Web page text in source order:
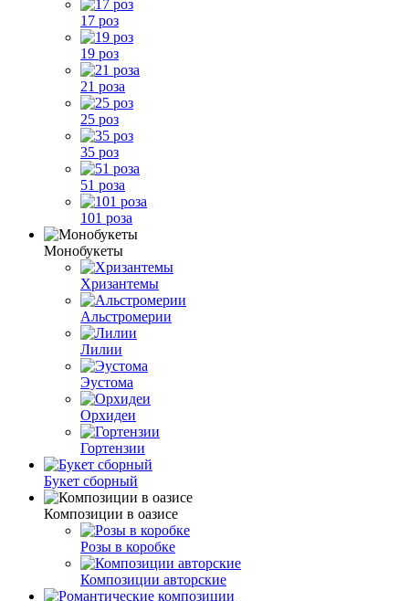
17 роз
19 роз
21 роза
25 роз
35 роз
51 роза
101 роза
Монобукеты
Хризантемы
Альстромерии
Лилии
Эустома
Орхидеи
Гортензии
Букет сборный
Композиции в оазисе
Розы в коробке
Композиции авторские